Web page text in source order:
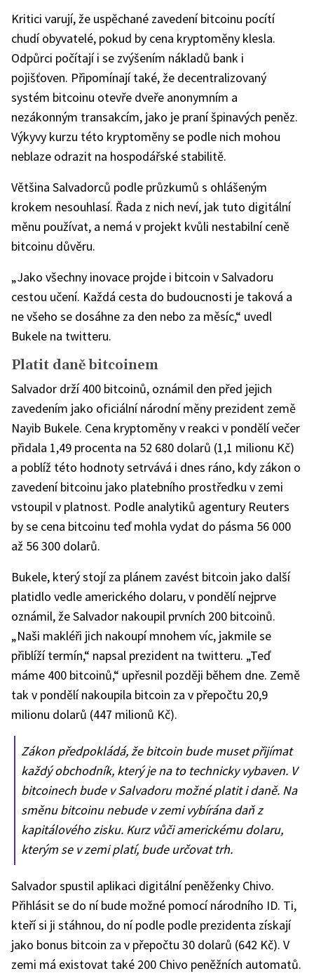
Kritici varují, že uspěchané zavedení bitcoinu pocítí
chudí obyvatelé, pokud by cena kryptoměny klesla.
Odpůrci počítají i se zvýšením nákladů bank i
pojišťoven. Připomínají také, že decentralizovaný
systém bitcoinu otevře dveře anonymním a
nezákonným transakcím, jako je praní špinavých peněz.
Výkyvy kurzu této kryptoměny se podle nich mohou
neblaze odrazit na hospodářské stabilitě.
Většina Salvadorců podle průzkumů s ohlášeným
krokem nesouhlasí. Řada z nich neví, jak tuto digitální
měnu používat, a nemá v projekt kvůli nestabilní ceně
bitcoinu důvěru.
„Jako všechny inovace projde i bitcoin v Salvadoru
cestou učení. Každá cesta do budoucnosti je taková a
ne všeho se dosáhne za den nebo za měsíc,“ uvedl
Bukele na twitteru.
Platit daně bitcoinem
Salvador drží 400 bitcoinů, oznámil den před jejich
zavedením jako oficiální národní měny prezident země
Nayib Bukele. Cena kryptoměny v reakci v pondělí večer
přidala 1,49 procenta na 52 680 dolarů (1,1 milionu Kč)
a poblíž této hodnoty setrvává i dnes ráno, kdy zákon o
zavedení bitcoinu jako platebního prostředku v zemi
vstoupil v platnost. Podle analytiků agentury Reuters
by se cena bitcoinu teď mohla vydat do pásma 56 000
až 56 300 dolarů.
Bukele, který stojí za plánem zavést bitcoin jako další
platidlo vedle amerického dolaru, v pondělí nejprve
oznámil, že Salvador nakoupil prvních 200 bitcoinů.
„Naši makléři jich nakoupí mnohem víc, jakmile se
přiblíží termín,“ napsal prezident na twitteru. „Teď
máme 400 bitcoinů,“ upřesnil později během dne. Země
tak v pondělí nakoupila bitcoin za v přepočtu 20,9
milionu dolarů (447 milionů Kč).
Zákon předpokládá, že bitcoin bude muset přijímat
každý obchodník, který je na to technicky vybaven. V
bitcoinech bude v Salvadoru možné platit i daně. Na
směnu bitcoinu nebude v zemi vybírána daň z
kapitálového zisku. Kurz vůči americkému dolaru,
kterým se v zemi platí, bude určovat trh.
Salvador spustil aplikaci digitální peněženky Chivo.
Přihlásit se do ní bude možné pomocí národního ID. Ti,
kteří si ji stáhnou, do ní podle podle prezidenta získají
jako bonus bitcoin za v přepočtu 30 dolarů (642 Kč). V
zemi má existovat také 200 Chivo peněžních automatů.